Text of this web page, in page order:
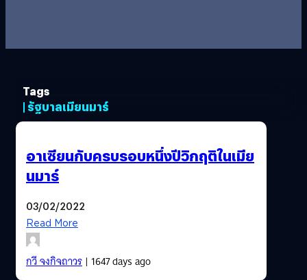
Tags
| รัฐบาลเมียนมาร์
อาเซียนกับครบรอบหนึ่งปีวิกฤติในเมีย
นมาร์
03/02/2022
Read More
กวี จงกิจถาวร| 1647 days ago